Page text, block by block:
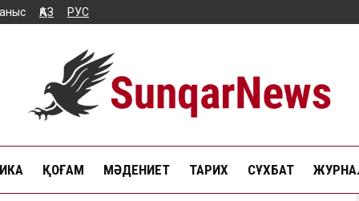
ҚАЗ РУС
ҚОҒАМ МӘДЕНИЕТ ТАРИХ СҰХБАТ